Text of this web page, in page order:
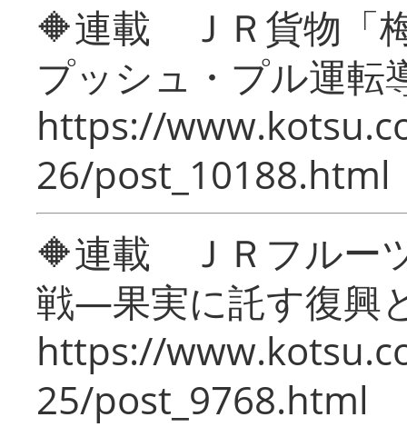
🔶連載 ＪＲ貨物「
プッシュ・プル運転
https://
26/post_10188.html
🔶連載 ＪＲフルー
戦―果実に託す復興
https://
25/post_9768.html